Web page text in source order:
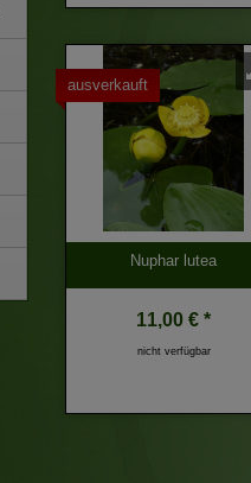
ausverkauft
Nuphar lutea
11,00 € *
nicht verfügbar